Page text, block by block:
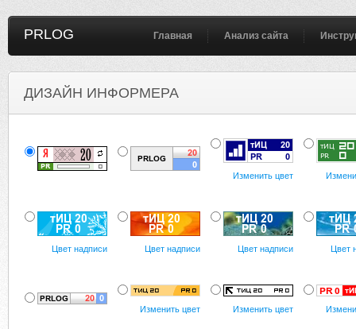
PRLOG Главная Анализ сайта
ДИЗАЙН ИНФОРМЕРА
Изменить цвет
Цвет надписи Цвет надписи Цвет надписи Цвет
Изменить цвет Изменить цвет